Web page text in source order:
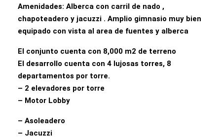
Amenidades: Alberca con carril de nado ,
chapoteadero y jacuzzi . Amplio gimnasio muy bien
equipado con vista al area de fuentes y alberca
El conjunto cuenta con 8,000 m2 de terreno
El desarrollo cuenta con 4 lujosas torres, 8
departamentos por torre.
– 2 elevadores por torre
– Motor Lobby
– Asoleadero
– Jacuzzi